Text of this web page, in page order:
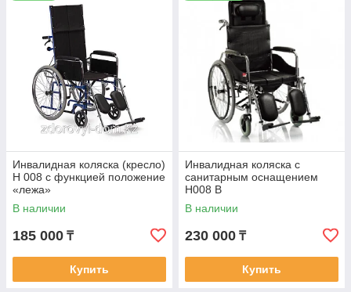
Инвалидная коляска (кресло)
Н 008 с функцией положение
«лежа»
В наличии
185 000 ₸
Купить
Инвалидная коляска с
санитарным оснащением
Н008 В
В наличии
230 000 ₸
Купить